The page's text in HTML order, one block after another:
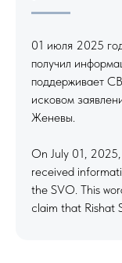
01 июля 2025
получил
поддерживает
исковом
Женевы.
On July 01,
received
the SVO. This
claim that Rishat